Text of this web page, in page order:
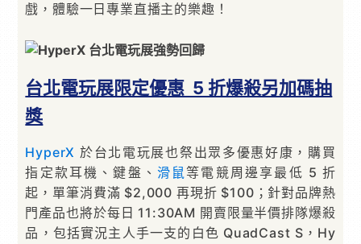
戲，體驗一日專業直播主的樂趣！
台北電玩展限定優惠 5 折爆殺另加碼抽
獎
HyperX 於台北電玩展也祭出眾多優惠好康，購買
指定款耳機、鍵盤、 滑鼠等電競周邊享最低 5 折
起，單筆消費滿 $2,000 再現折 $100；針對品牌熱
門產品也將於每日 11:30AM 開賣限量半價排隊爆殺
品，包括實況主人手一支的白色 QuadCast S，Hy